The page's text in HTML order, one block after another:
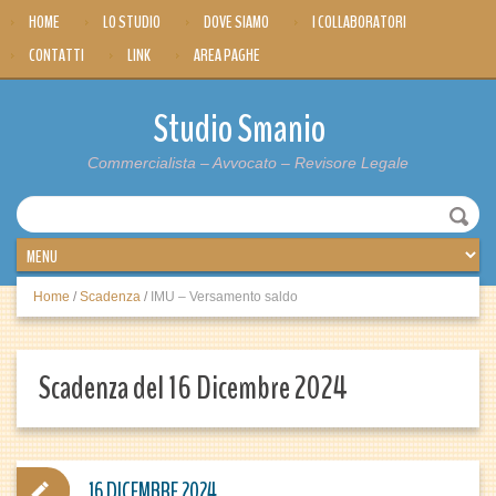
HOME LO STUDIO DOVE SIAMO
I COLLABORATORI
CONTATTI
LINK AREA PAGHE
Studio Smanio
Commercialista – Avvocato – Revisore Legale
Home / Scadenza / IMU – Versamento saldo
Scadenza del 16 Dicembre 2024